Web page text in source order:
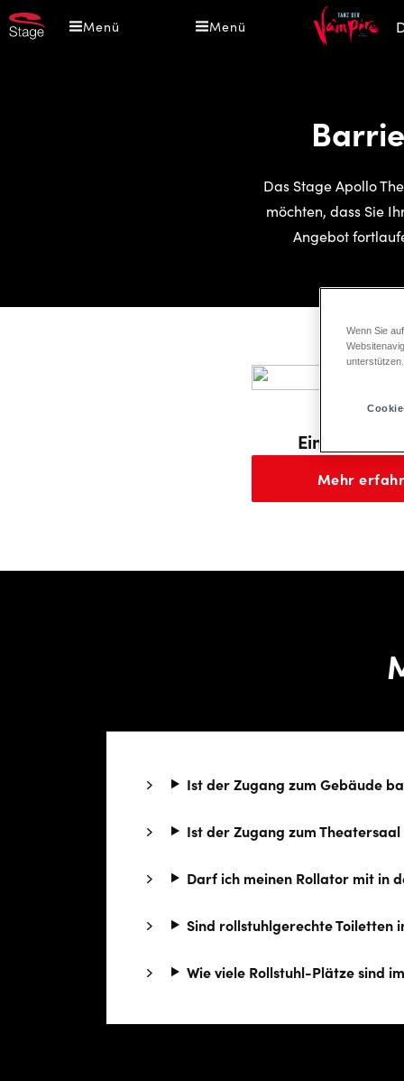
Direkt
zum
Menü Menü
Das Stage Apollo
möchten, dass Sie
Angebot
Mehr
Ist der Zugang zum Gebäude
Ist der Zugang zum
Darf ich meinen Rollator mit in
Sind rollstuhlgerechte Toiletten
Wie viele Rollstuhl-Plätze sind
Wenn Sie
unterstützen.